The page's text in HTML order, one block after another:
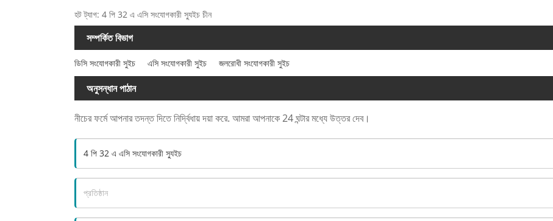
হট ট্যাগ: 4 পি 32 এ এসি সংযোগকারী স্যুইচ চীন
সম্পর্কিত বিভাগ
ডিসি সংযোগকারী সুইচ এসি সংযোগকারী সুইচ জলরোধী সংযোগকারী সুইচ
অনুসন্ধান পাঠান
নীচের ফর্মে আপনার তদন্ত দিতে নির্দ্বিধায় দয়া করে. আমরা আপনাকে 24 ঘন্টার মধ্যে উত্তর দেব।